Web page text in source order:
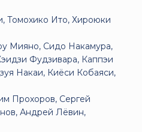
Томохико Ито, Хироюки
Мияно, Сидо Накамура,
Фудзивара, Каппэи
Накаи, Киёси Кобаяси,
Прохоров, Сергей
Андрей Лёвин,